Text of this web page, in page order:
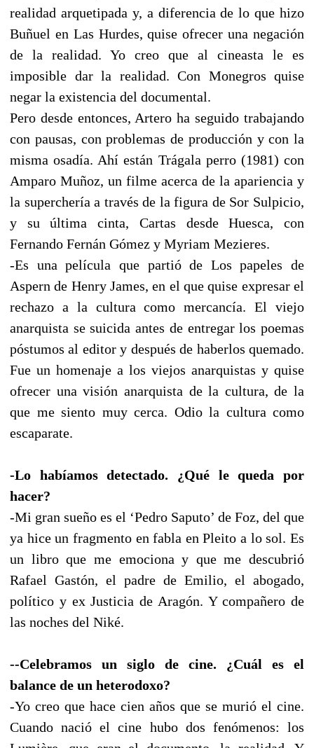
realidad arquetipada y, a diferencia de lo que hizo
Buñuel en Las Hurdes, quise ofrecer una negación
de la realidad. Yo creo que al cineasta le es
imposible dar la realidad. Con Monegros quise
negar la existencia del documental.
Pero desde entonces, Artero ha seguido trabajando
con pausas, con problemas de producción y con la
misma osadía. Ahí están Trágala perro (1981) con
Amparo Muñoz, un filme acerca de la apariencia y
la superchería a través de la figura de Sor Sulpicio,
y su última cinta, Cartas desde Huesca, con
Fernando Fernán Gómez y Myriam Mezieres.
-Es una película que partió de Los papeles de
Aspern de Henry James, en el que quise expresar el
rechazo a la cultura como mercancía. El viejo
anarquista se suicida antes de entregar los poemas
póstumos al editor y después de haberlos quemado.
Fue un homenaje a los viejos anarquistas y quise
ofrecer una visión anarquista de la cultura, de la
que me siento muy cerca. Odio la cultura como
escaparate.
-Lo habíamos detectado. ¿Qué le queda por
hacer?
-Mi gran sueño es el ‘Pedro Saputo’ de Foz, del que
ya hice un fragmento en fabla en Pleito a lo sol. Es
un libro que me emociona y que me descubrió
Rafael Gastón, el padre de Emilio, el abogado,
político y ex Justicia de Aragón. Y compañero de
las noches del Niké.
--Celebramos un siglo de cine. ¿Cuál es el
balance de un heterodoxo?
-Yo creo que hace cien años que se murió el cine.
Cuando nació el cine hubo dos fenómenos: los